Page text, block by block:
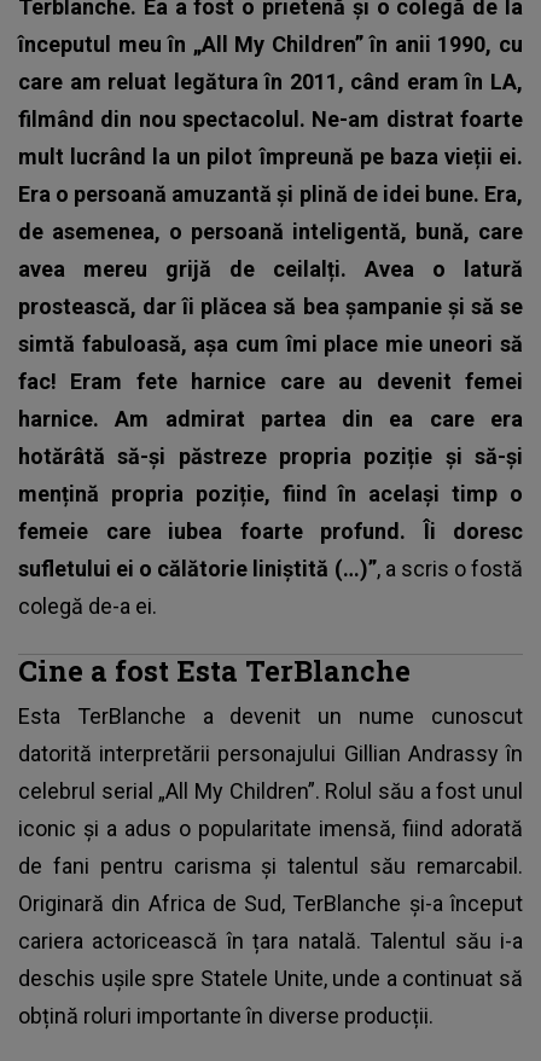
Terblanche. Ea a fost o prietenă și o colegă de la
începutul meu în „All My Children” în anii 1990, cu
care am reluat legătura în 2011, când eram în LA,
filmând din nou spectacolul. Ne-am distrat foarte
mult lucrând la un pilot împreună pe baza vieții ei.
Era o persoană amuzantă și plină de idei bune. Era,
de asemenea, o persoană inteligentă, bună, care
avea mereu grijă de ceilalți. Avea o latură
prostească, dar îi plăcea să bea șampanie și să se
simtă fabuloasă, așa cum îmi place mie uneori să
fac! Eram fete harnice care au devenit femei
harnice. Am admirat partea din ea care era
hotărâtă să-și păstreze propria poziție și să-și
mențină propria poziție, fiind în același timp o
femeie care iubea foarte profund. Îi doresc
sufletului ei o călătorie liniștită (…)”, a scris o fostă
colegă de-a ei.
Cine a fost Esta TerBlanche
Esta TerBlanche a devenit un nume cunoscut
datorită interpretării personajului Gillian Andrassy în
celebrul serial „All My Children”. Rolul său a fost unul
iconic și a adus o popularitate imensă, fiind adorată
de fani pentru carisma și talentul său remarcabil.
Originară din Africa de Sud, TerBlanche și-a început
cariera actoricească în țara natală. Talentul său i-a
deschis ușile spre Statele Unite, unde a continuat să
obțină roluri importante în diverse producții.